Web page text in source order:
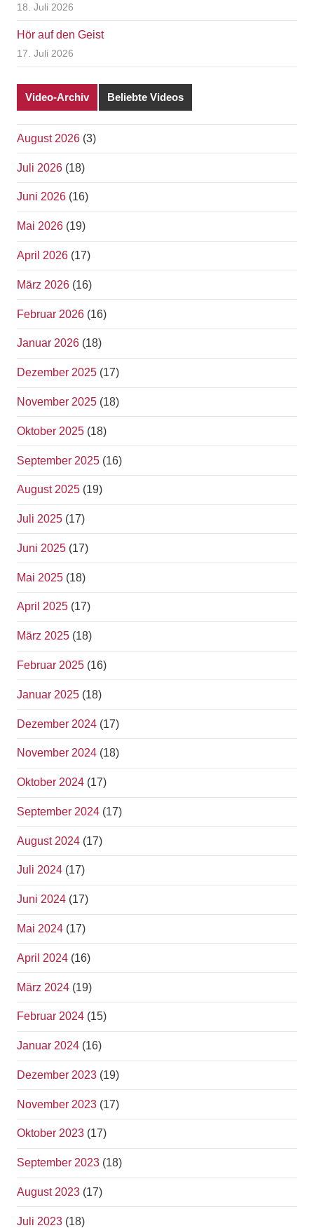
18. Juli 2026
Hör auf den Geist
17. Juli 2026
Video-Archiv Beliebte Videos
August 2026 (3)
Juli 2026 (18)
Juni 2026 (16)
Mai 2026 (19)
April 2026 (17)
März 2026 (16)
Februar 2026 (16)
Januar 2026 (18)
Dezember 2025 (17)
November 2025 (18)
Oktober 2025 (18)
September 2025 (16)
August 2025 (19)
Juli 2025 (17)
Juni 2025 (17)
Mai 2025 (18)
April 2025 (17)
März 2025 (18)
Februar 2025 (16)
Januar 2025 (18)
Dezember 2024 (17)
November 2024 (18)
Oktober 2024 (17)
September 2024 (17)
August 2024 (17)
Juli 2024 (17)
Juni 2024 (17)
Mai 2024 (17)
April 2024 (16)
März 2024 (19)
Februar 2024 (15)
Januar 2024 (16)
Dezember 2023 (19)
November 2023 (17)
Oktober 2023 (17)
September 2023 (18)
August 2023 (17)
Juli 2023 (18)